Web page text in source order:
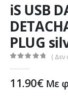
iS USB
PLUG
( Δεν
11.90€ Με